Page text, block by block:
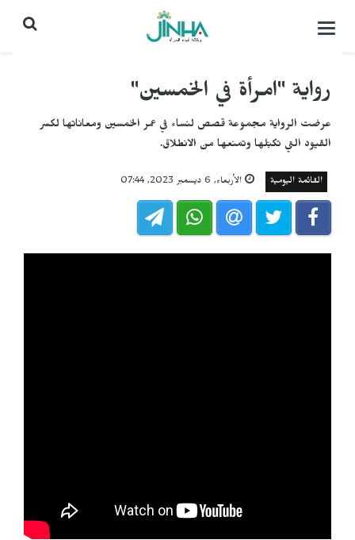
التحكم
رواية "امرأة في الخمسين"
عرضت الرواية مجموعة قصص لنساء في عمر الخمسين ومعاناتها لكسر
القيود التي تكبّلها وتمنعها من الانطلاق.
القائمة اليومية الأربعاء, 6 ديسمبر 2023, 07:44